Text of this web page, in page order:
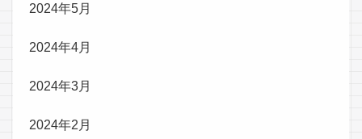
2024年5月
2024年4月
2024年3月
2024年2月